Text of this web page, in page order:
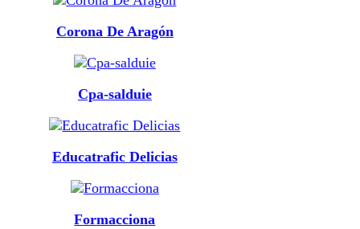
Corona De Aragón
Cpa-salduie
Educatrafic Delicias
Formacciona